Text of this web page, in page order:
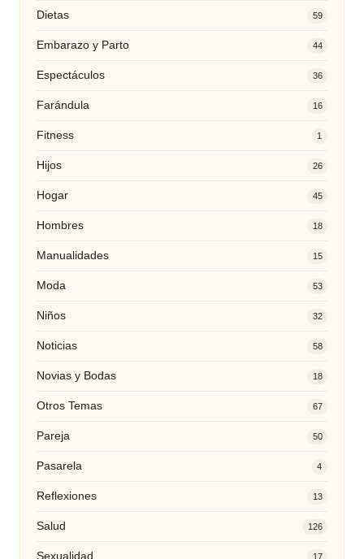
Dietas 59
Embarazo y Parto 44
Espectáculos 36
Farándula 16
Fitness 1
Hijos 26
Hogar 45
Hombres 18
Manualidades 15
Moda 53
Niños 32
Noticias 58
Novias y Bodas 18
Otros Temas 67
Pareja 50
Pasarela 4
Reflexiones 13
Salud 126
Sexualidad 17